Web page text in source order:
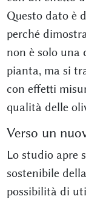
Questo dato è
perché
non è solo una
pianta, ma si
con effetti
qualità delle
Verso un
Lo studio apre
sostenibile
possibilità di